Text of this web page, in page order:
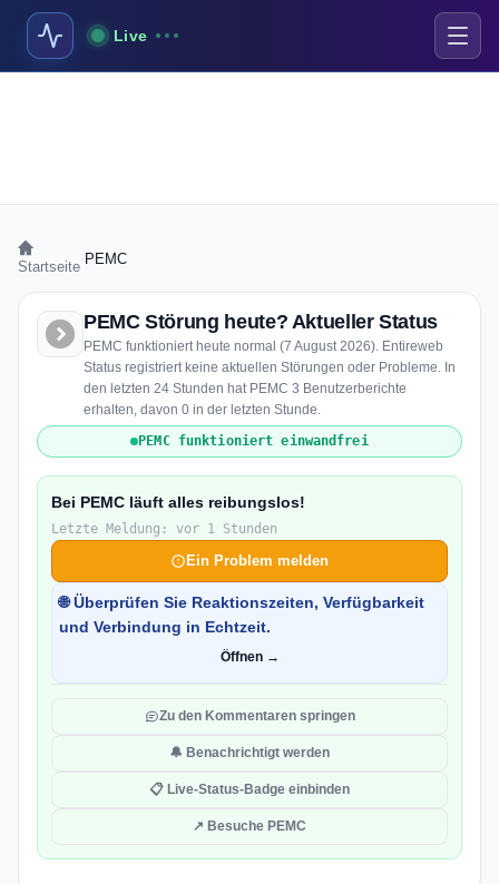
Live
Startseite PEMC
PEMC Störung heute? Aktueller Status
PEMC funktioniert heute normal (7 August 2026). Entireweb
Status registriert keine aktuellen Störungen oder Probleme. In
den letzten 24 Stunden hat PEMC 3 Benutzerberichte
erhalten, davon 0 in der letzten Stunde.
PEMC funktioniert einwandfrei
Bei PEMC läuft alles reibungslos!
Letzte Meldung: vor 1 Stunden
Ein Problem melden
🌐 Überprüfen Sie Reaktionszeiten, Verfügbarkeit
und Verbindung in Echtzeit.
Öffnen →
Zu den Kommentaren springen
🔔 Benachrichtigt werden
📋 Live-Status-Badge einbinden
↗ Besuche PEMC